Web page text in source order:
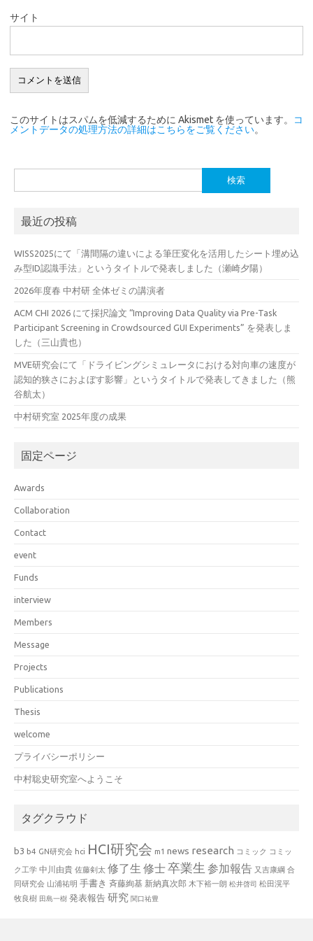
サイト
このサイトはスパムを低減するために Akismet を使っています。
コ
メントデータの処理方法の詳細はこちらをご覧ください。
索:
最近の投稿
WISS2025にて「溝間隔の違いによる筆圧変化を活用したシート埋め込
み型ID認識手法」というタイトルで発表しました（瀬崎夕陽）
2026年度春 中村研 全体ゼミの講演者
ACM CHI 2026 にて採択論文 “Improving Data Quality via Pre-Task
Participant Screening in Crowdsourced GUI Experiments” を発表しま
した（三山貴也）
MVE研究会にて「ドライビングシミュレータにおける対向車の速度が
認知的狭さにおよぼす影響」というタイトルで発表してきました（熊
谷航太）
中村研究室 2025年度の成果
固定ページ
Awards
Collaboration
Contact
event
Funds
interview
Members
Message
Projects
Publications
Thesis
welcome
プライバシーポリシー
中村聡史研究室へようこそ
タグクラウド
b3 b4 GN研究会 hci HCI研究会 m1 news research コミック コミッ
ク工学 中川由貴 佐藤剣太 修了生 修士卒業生 参加報告 又吉康綱 合
同研究会 山浦祐明 手書き 斉藤絢基 新納真次郎 木下裕一朗 松井啓司 松田滉平
牧良樹 田島一樹 発表報告 研究 関口祐豊